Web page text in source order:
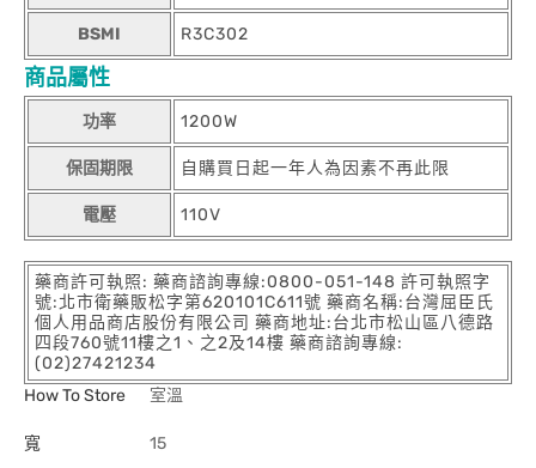
BSMI R3C302
商品屬性
功率 1200W
保固期限 自購買日起一年人為因素不再此限
電壓 110V
藥商許可執照: 藥商諮詢專線:0800-051-148 許可執照字
號:北市衛藥販松字第620101C611號 藥商名稱:台灣屈臣氏
個人用品商店股份有限公司 藥商地址:台北市松山區八德路
四段760號11樓之1、之2及14樓 藥商諮詢專線:
(02)27421234
How To Store
室溫
寬 15